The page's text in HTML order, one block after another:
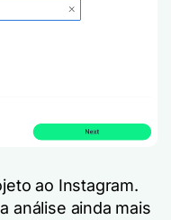
ao Instagram.
análise ainda mais